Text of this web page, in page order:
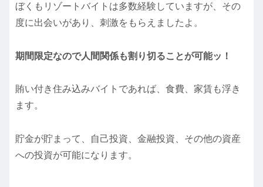
ぼくもリゾートバイトは多数経験していますが、その
度に出会いがあり、刺激をもらえましたよ。
期間限定なので人間関係も割り切ることが可能ッ！
賄い付き住み込みバイトであれば、食費、家賃も浮き
ます。
貯金が貯まって、自己投資、金融投資、その他の資産
への投資が可能になります。